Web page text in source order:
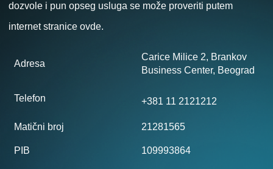
dozvole i pun opseg usluga se može proveriti putem
internet stranice ovde.
Adresa
Carice Milice 2, Brankov
Business Center, Beograd
Telefon +381 11 2121212
Matični broj 21281565
PIB 109993864